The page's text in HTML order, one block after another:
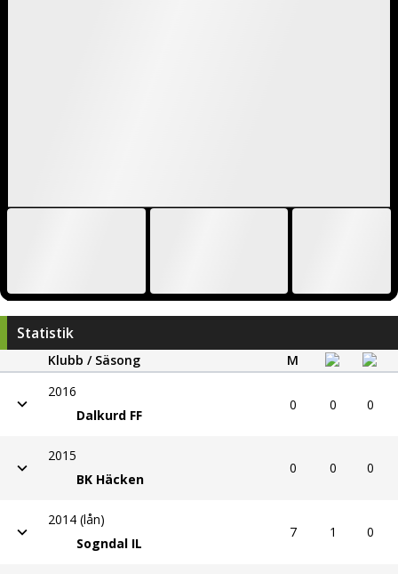
Statistik
Klubb / Säsong
M
2016
Dalkurd FF
0 0 0
2015
BK Häcken
0 0 0
2014 (lån)
Sogndal IL
7 1 0